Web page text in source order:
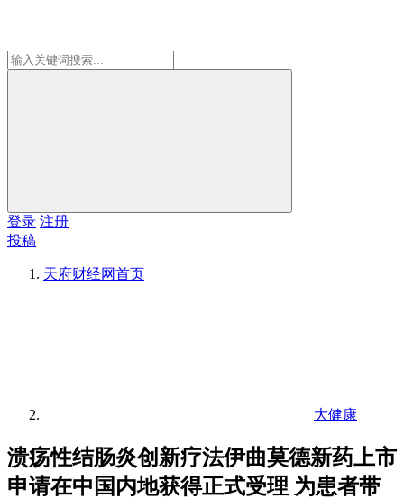
登录 注册
投稿
天府财经网首页
大健康
溃疡性结肠炎创新疗法伊曲莫德新药上市
申请在中国内地获得正式受理 为患者带